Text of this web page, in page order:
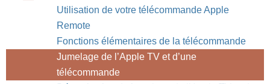
Utilisation de votre télécommande Apple
Remote
Fonctions élémentaires de la télécommande
Jumelage de l’Apple TV et d’une
télécommande